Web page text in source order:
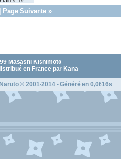
Page Suivante »
Masashi Kishimoto
en France par Kana
© 2001-2014 - Généré en 0,0616s